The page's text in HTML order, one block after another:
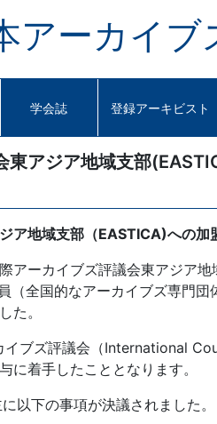
アーカイブ
学会誌 登録アーキビスト
東アジア地域支部
ア地域支部（EASTICA)への加
アーカイブズ評議会東アジ
（全国的なアーカイブズ専門
た。
ブズ評議会（International
に着手したこととなります。
以下の事項が決議されました。